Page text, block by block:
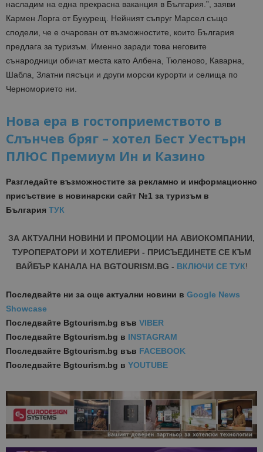
насладим на една прекрасна ваканция в България.”, заяви
Кармен Лорга от Букурещ. Нейният съпруг Марсел също
сподели, че е очарован от възможностите, които България
предлага за туризъм. Именно заради това неговите
сънародници обичат места като Албена, Тюленово, Каварна,
Шабла, Златни пясъци и други морски курорти и селища по
Черноморието ни.
Нова ера в гостоприемството в
Слънчев бряг – хотел Бест Уестърн
ПЛЮС Премиум Ин и Казино
Разгледайте възможностите за рекламно и информационно
присъствие в новинарски сайт №1 за туризъм в
България ТУК
ЗА АКТУАЛНИ НОВИНИ И ПРОМОЦИИ НА АВИОКОМПАНИИ,
ТУРОПЕРАТОРИ И ХОТЕЛИЕРИ - ПРИСЪЕДИНЕТЕ СЕ КЪМ
ВАЙБЪР КАНАЛА НА BGTOURISM.BG - ВКЛЮЧИ СЕ ТУК!
Последвайте ни за още актуални новини в Google News
Showcase
Последвайте Bgtourism.bg във VIBER
Последвайте Bgtourism.bg в INSTAGRAM
Последвайте Bgtourism.bg във FACEBOOK
Последвайте Bgtourism.bg в YOUTUBE